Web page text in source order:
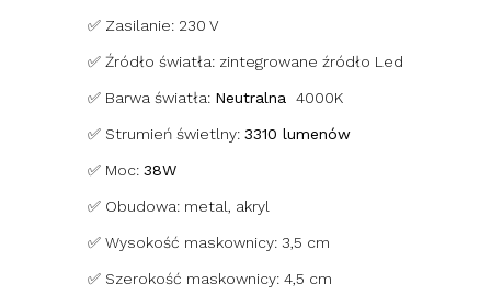
✅ Zasilanie: 230 V
✅ Źródło światła: zintegrowane źródło Led
✅ Barwa światła: Neutralna 4000K
✅ Strumień świetlny: 3310 lumenów
✅ Moc: 38W
✅ Obudowa: metal, akryl
✅ Wysokość maskownicy: 3,5 cm
✅ Szerokość maskownicy: 4,5 cm